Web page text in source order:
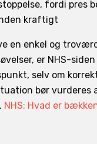
fordi pres
kraftigt
en enkel og
er NHS-
selv om
bør vurderes
NHS: Hvad er